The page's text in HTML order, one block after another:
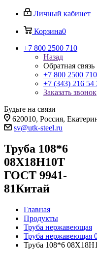
Личный кабинет
Корзина0
+7 800 2500 710
Назад
Обратная связь
+7 800 2500 710
+7 (343) 216 54
Заказать звонок
Будьте на связи
620010, Россия,
sv@utk-steel.ru
Труба 108*6
08Х18Н10Т
ГОСТ 9941-
81Китай
Главная
Продукты
Труба нержавеющая
Труба нержавеющая
Труба 108*6